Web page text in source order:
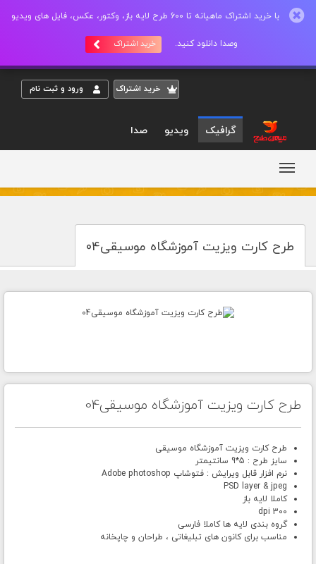
با خرید اشتراک ماهیانه تا 600 طرح لایه باز، وکتور، عکس، فایل های ویدیو
وصدا دانلود کنید. خرید اشتراک
خريد اشتراک ورود و ثبت نام
گرافیک ویدیو صدا
طرح کارت ویزیت آموزشگاه موسیقی04
طرح کارت ویزیت آموزشگاه موسیقی04
طرح کارت ویزیت آموزشگاه موسیقی
سایز طرح : 5*9 سانتیمتر
نرم افزار قابل ویرایش : فتوشاپ Adobe photoshop
PSD layer & jpeg
کاملا لایه باز
300 dpi
گروه بندی لایه ها کاملا فارسی
مناسب برای کانون های تبلیغاتی ، طراحان و چاپخانه